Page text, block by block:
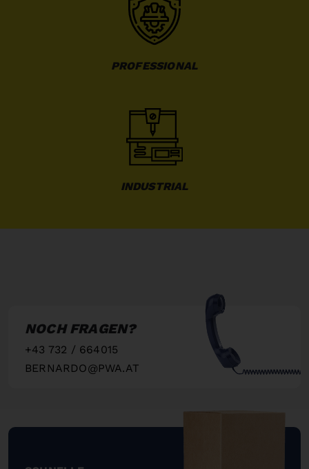
PROFESSIONAL
INDUSTRIAL
NOCH FRAGEN?
+43 732 / 664015
BERNARDO@PWA.AT